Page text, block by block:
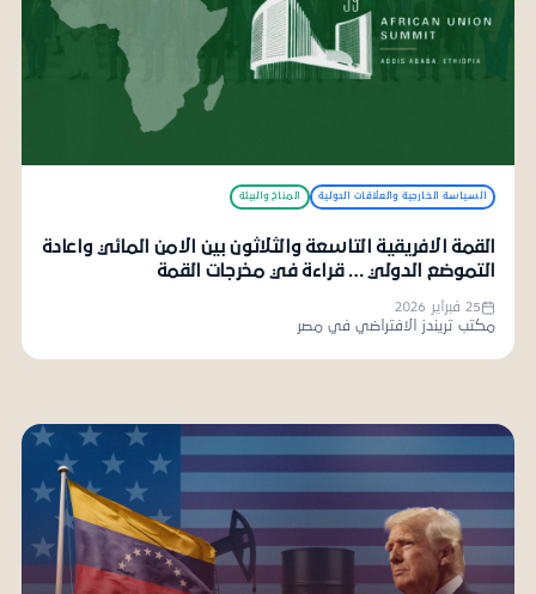
السياسة الخارجية والعلاقات الدولية المناخ والبيئة
القمة الافريقية التاسعة والثلاثون بين الامن المائي واعادة
التموضع الدولي … قراءة في مخرجات القمة
25 فبراير 2026
مكتب تريندز الافتراضي في مصر